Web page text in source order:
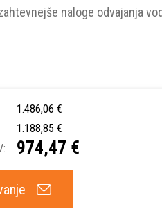
naloge odvajanja
1.486,06 €
1.188,85 €
974,47 €